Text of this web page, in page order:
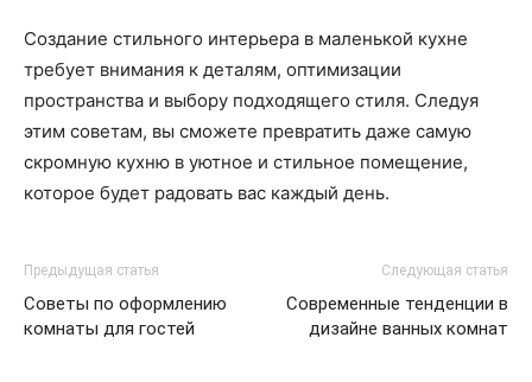
Создание стильного интерьера в маленькой кухне
требует внимания к деталям, оптимизации
пространства и выбору подходящего стиля. Следуя
этим советам, вы сможете превратить даже самую
скромную кухню в уютное и стильное помещение,
которое будет радовать вас каждый день.
Предыдущая статья
Советы по оформлению
комнаты для гостей
Следующая статья
Современные тенденции в
дизайне ванных комнат